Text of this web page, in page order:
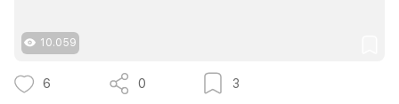
10.059
6 0 3